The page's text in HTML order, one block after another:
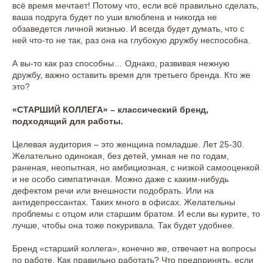
всё время мечтает! Потому что, если всё правильно сделать,
ваша подруга будет по уши влюблена и никогда не
обзаведется личной жизнью. И всегда будет думать, что с
ней что-то не так, раз она на глубокую дружбу неспособна.
А вы-то как раз способны… Однако, развивая нежную
дружбу, важно оставить время для третьего бренда. Кто же
это?
«СТАРШИЙ КОЛЛЕГА» – классический бренд,
подходящий для работы.
Целевая аудитория – это женщина помладше. Лет 25-30.
Желательно одинокая, без детей, умная не по годам,
раненая, неопытная, но амбициозная, с низкой самооценкой
и не особо симпатичная. Можно даже с каким-нибудь
дефектом речи или внешности подобрать. Или на
антидепрессантах. Таких много в офисах. Желательны
проблемы с отцом или старшим братом. И если вы курите, то
лучше, чтобы она тоже покуривала. Так будет удобнее.
Бренд «старший коллега», конечно же, отвечает на вопросы
по работе. Как правильно работать? Что предпринять, если